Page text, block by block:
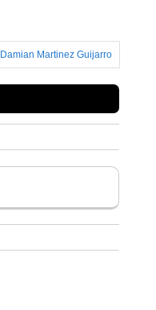
Damian Martinez Guijarro